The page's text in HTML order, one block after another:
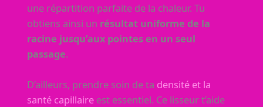
une répartition parfaite de la chaleur. Tu
obtiens ainsi un résultat uniforme de la
racine jusqu’aux pointes en un seul
passage.
D’ailleurs, prendre soin de ta densité et la
santé capillaireest essentiel. Ce lisseur t’aide